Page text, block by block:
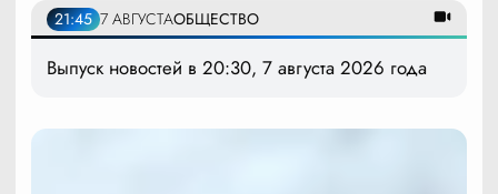
21:45 7 АВГУСТАОБЩЕСТВО
Выпуск новостей в 20:30, 7 августа 2026 года